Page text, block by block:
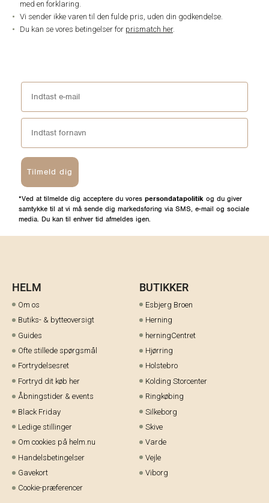
med en forklaring.
Vi sender ikke varen til den fulde pris, uden din godkendelse.
Du kan se vores betingelser for prismatch her.
Tilmeld dig
*Ved at tilmelde dig acceptere du vores persondatapolitik og du giver
samtykke til at vi må sende dig markedsføring via SMS, e-mail og sociale
media. Du kan til enhver tid afmeldes igen.
HELM
Om os
Butiks- & bytteoversigt
Guides
Ofte stillede spørgsmål
Fortrydelsesret
Fortryd dit køb her
Åbningstider & events
Black Friday
Ledige stillinger
Om cookies på helm.nu
Handelsbetingelser
Gavekort
Cookie-præferencer
BUTIKKER
Esbjerg Broen
Herning
herningCentret
Hjørring
Holstebro
Kolding Storcenter
Ringkøbing
Silkeborg
Skive
Varde
Vejle
Viborg